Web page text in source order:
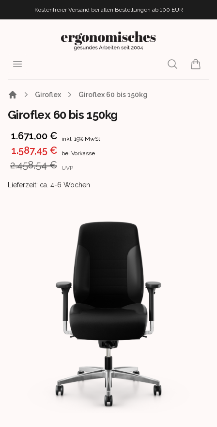
Kostenfreier Versand bei allen Bestellungen ab 100 EUR
ergonomisches.de
Open menu Search
items
Giroflex Giroflex 60 bis 150kg
Giroflex 60 bis 150kg
Product information
1.671,00 € inkl. 19% MwSt.
1.587,45 € bei Vorkasse
2.458,54 € UVP
Product delivery information
Lieferzeit: ca. 4-6 Wochen